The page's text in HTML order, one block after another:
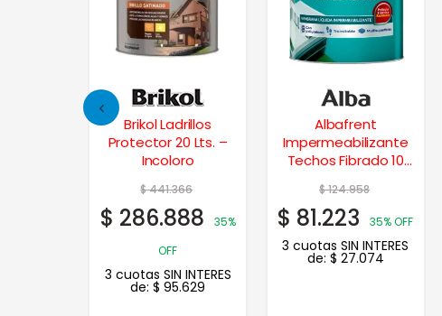
Brikol Ladrillos
Protector 20 Lts. –
Incoloro
$441.366
$ 286.888
35%
OFF
3 cuotas SIN INTERES
de:$ 95.629
Albafrent
Impermeabilizante
Techos Fibrado 10
$124.958
$ 81.223 35% OFF
3 cuotas SIN INTERES
de: $ 27.074